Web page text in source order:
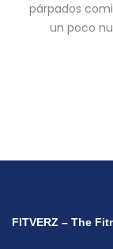
párpados
un poco
FITVERZ – The